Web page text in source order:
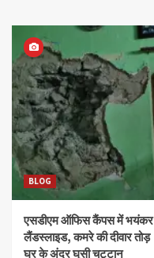
BLOG
एसडीएम ऑफिस कैंपस में भयंकर
लैंडस्लाइड, कमरे की दीवार तोड़
घर के अंदर घुसी चट्टान